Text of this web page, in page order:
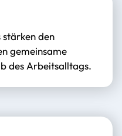
stärken den
gemeinsame
des Arbeitsalltags.